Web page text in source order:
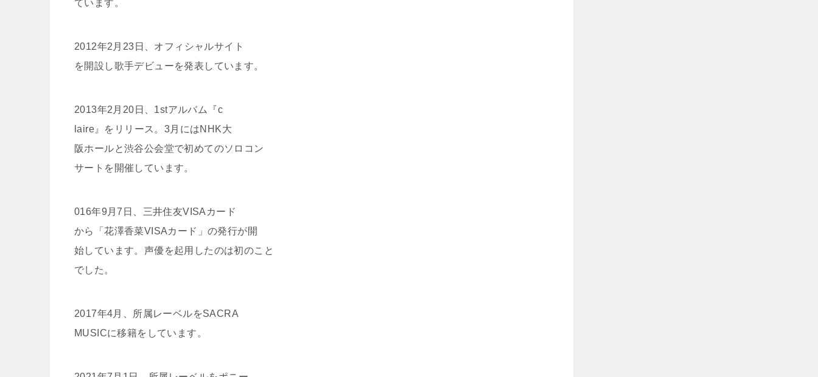
ています。
2012年2月23日、オフィシャルサイト
を開設し歌手デビューを発表しています。
2013年2月20日、1stアルバム『c
laire』をリリース。3月にはNHK大
阪ホールと渋谷公会堂で初めてのソロコン
サートを開催しています。
016年9月7日、三井住友VISAカード
から「花澤香菜VISAカード」の発行が開
始しています。声優を起用したのは初のこと
でした。
2017年4月、所属レーベルをSACRA
MUSICに移籍をしています。